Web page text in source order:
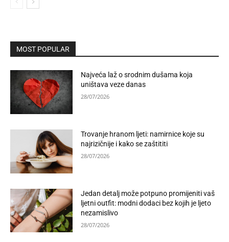
MOST POPULAR
Najveća laž o srodnim dušama koja
uništava veze danas
28/07/2026
Trovanje hranom ljeti: namirnice koje su
najrizičnije i kako se zaštititi
28/07/2026
Jedan detalj može potpuno promijeniti vaš
ljetni outfit: modni dodaci bez kojih je ljeto
nezamislivo
28/07/2026